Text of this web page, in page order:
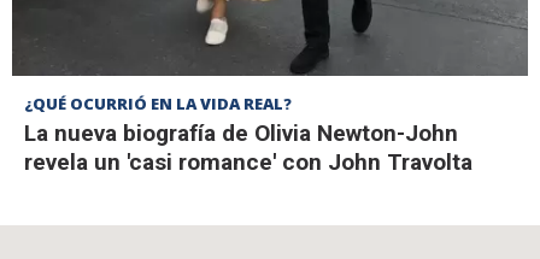
¿QUÉ OCURRIÓ EN LA VIDA REAL?
La nueva biografía de Olivia Newton-John
revela un 'casi romance' con John Travolta